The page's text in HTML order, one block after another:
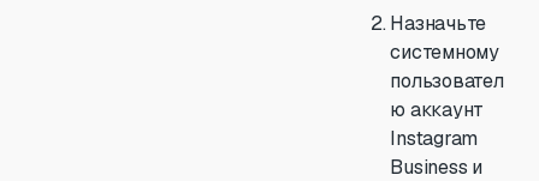
Назначьте
системному
пользовател
ю аккаунт
Instagram
Business и